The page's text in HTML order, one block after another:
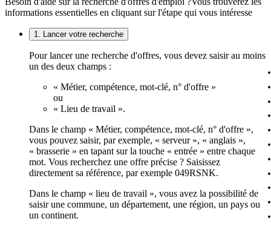
informations essentielles en cliquant sur l'étape qui vous intéresse
1. Lancer votre recherche
Pour lancer une recherche d'offres, vous devez saisir au moins
un des deux champs :
« Métier, compétence, mot-clé, n° d'offre »
ou
« Lieu de travail ».
Dans le champ « Métier, compétence, mot-clé, n° d'offre »,
vous pouvez saisir, par exemple, « serveur », « anglais »,
« brasserie » en tapant sur la touche « entrée » entre chaque
mot. Vous recherchez une offre précise ? Saisissez
directement sa référence, par exemple 049RSNK.
Dans le champ « lieu de travail », vous avez la possibilité de
saisir une commune, un département, une région, un pays ou
un continent.